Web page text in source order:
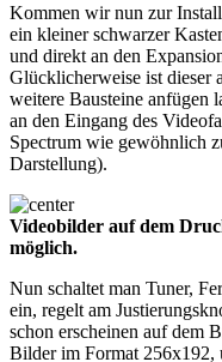
Kommen wir nun zur
ein kleiner schwarzer
und direkt an den
Glücklicherweise ist dieser
weitere Bausteine anfügen
an den Eingang des
Spectrum wie gewöhnlich
Darstellung).
Videobilder auf dem
möglich.
Nun schaltet man Tuner,
ein, regelt am
schon erscheinen auf dem
Bilder im Format 256x192,